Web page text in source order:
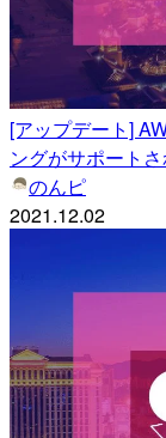
[アップデート]
ングがサポート
のんピ
2021.12.02